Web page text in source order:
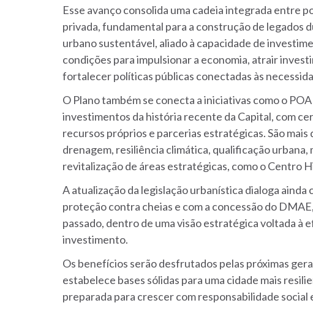
Esse avanço consolida uma cadeia integrada entre
privada, fundamental para a construção de legados
urbano sustentável, aliado à capacidade de
condições para impulsionar a economia, atrair
fortalecer políticas públicas conectadas às
O Plano também se conecta a iniciativas como o
investimentos da história recente da Capital, com
recursos próprios e parcerias estratégicas. São
drenagem, resiliência climática, qualificação urbana,
revitalização de áreas estratégicas, como o Centro
A atualização da legislação urbanística dialoga ainda
proteção contra cheias e com a concessão do
passado, dentro de uma visão estratégica voltada à
investimento.
Os benefícios serão desfrutados pelas próximas
estabelece bases sólidas para uma cidade mais
preparada para crescer com responsabilidade social